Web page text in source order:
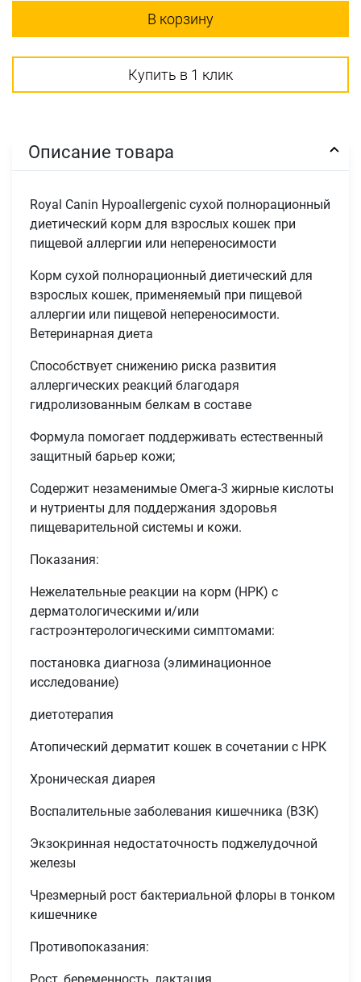
В корзину
Купить в 1 клик
Описание товара
Royal Canin Hypoallergenic сухой полнорационный
диетический корм для взрослых кошек при
пищевой аллергии или непереносимости
Корм сухой полнорационный диетический для
взрослых кошек, применяемый при пищевой
аллергии или пищевой непереносимости.
Ветеринарная диета
Способствует снижению риска развития
аллергических реакций благодаря
гидролизованным белкам в составе
Формула помогает поддерживать естественный
защитный барьер кожи;
Содержит незаменимые Омега-3 жирные кислоты
и нутриенты для поддержания здоровья
пищеварительной системы и кожи.
Показания:
Нежелательные реакции на корм (НРК) с
дерматологическими и/или
гастроэнтерологическими симптомами:
постановка диагноза (элиминационное
исследование)
диетотерапия
Атопический дерматит кошек в сочетании с НРК
Хроническая диарея
Воспалительные заболевания кишечника (ВЗК)
Экзокринная недостаточность поджелудочной
железы
Чрезмерный рост бактериальной флоры в тонком
кишечнике
Противопоказания: